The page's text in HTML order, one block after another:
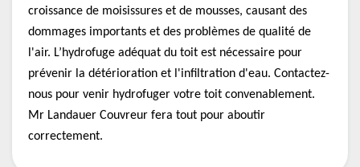
croissance de moisissures et de mousses, causant des
dommages importants et des problèmes de qualité de
l'air. L’hydrofuge adéquat du toit est nécessaire pour
prévenir la détérioration et l'infiltration d'eau. Contactez-
nous pour venir hydrofuger votre toit convenablement.
Mr Landauer Couvreur fera tout pour aboutir
correctement.